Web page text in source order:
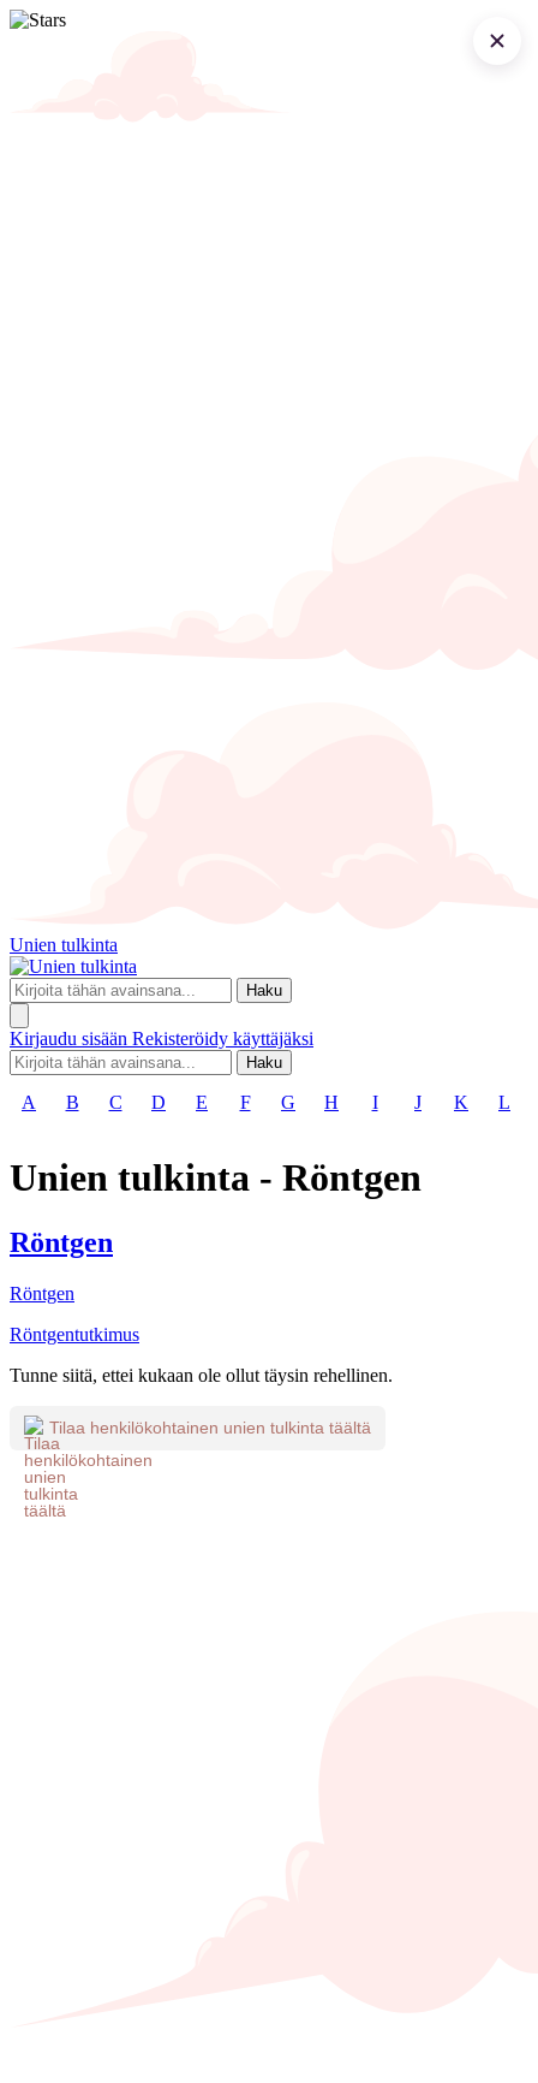
Unien tulkinta
Haku
Kirjaudu sisään Rekisteröidy käyttäjäksi
Haku
A B C D E F G H I J K L
Unien tulkinta - Röntgen
Röntgen
Röntgen
Röntgentutkimus
Tunne siitä, ettei kukaan ole ollut täysin rehellinen.
Tilaa henkilökohtainen unien tulkinta täältä